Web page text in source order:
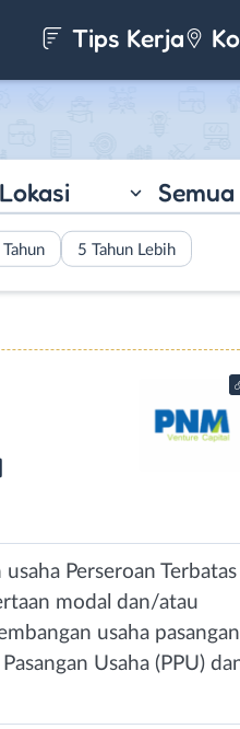
Tips Kerja
5 Tahun Lebih
Perseroan Terbatas
modal dan/atau
usaha pasangan
Usaha (PPU)